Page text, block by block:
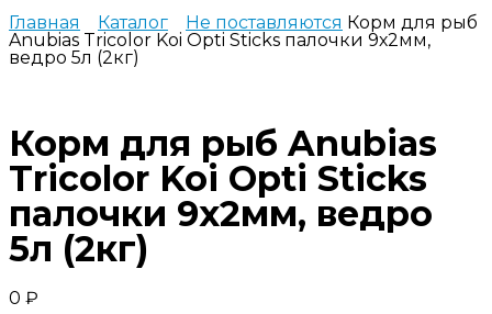
Главная
Каталог Не поставляются Корм для рыб
Anubias Tricolor Koi Opti Sticks палочки 9х2мм,
ведро 5л (2кг)
Корм для рыб Anubias
Tricolor Koi Opti Sticks
палочки 9х2мм, ведро
5л (2кг)
0 ₽